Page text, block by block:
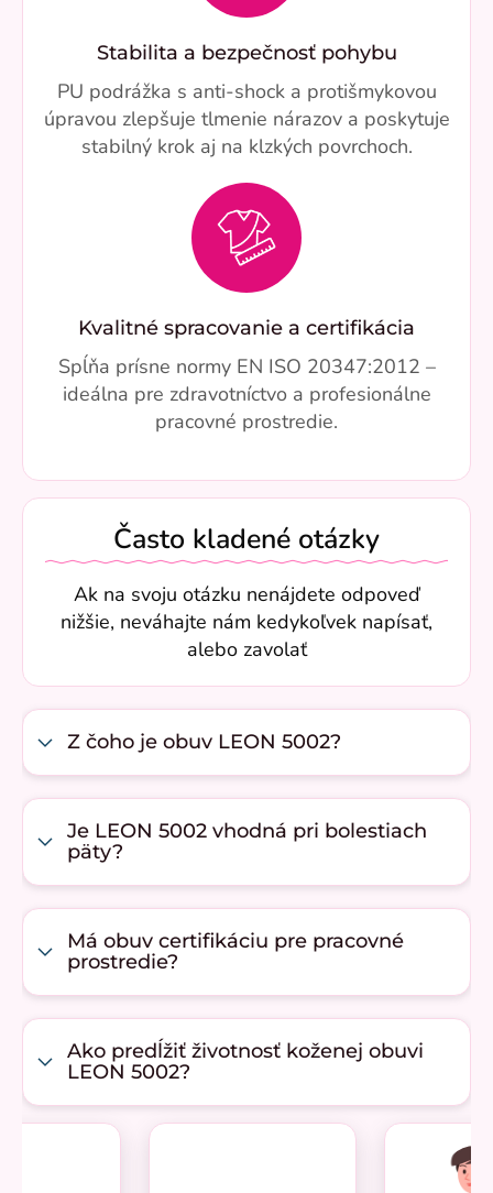
Stabilita a bezpečnosť pohybu
PU podrážka s anti-shock a protišmykovou
úpravou zlepšuje tlmenie nárazov a poskytuje
stabilný krok aj na klzkých povrchoch.
Kvalitné spracovanie a certifikácia
Spĺňa prísne normy EN ISO 20347:2012 –
ideálna pre zdravotníctvo a profesionálne
pracovné prostredie.
Často kladené otázky
Ak na svoju otázku nenájdete odpoveď
nižšie, neváhajte nám kedykoľvek napísať,
alebo zavolať
Z čoho je obuv LEON 5002?
Je LEON 5002 vhodná pri bolestiach
päty?
Má obuv certifikáciu pre pracovné
prostredie?
Ako predĺžiť životnosť koženej obuvi
LEON 5002?